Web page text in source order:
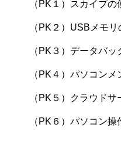
（PK１）スカイプの
（PK２）USBメモ
（PK３）データバ
（PK４）パソコン
（PK５）クラウド
（PK６）パソコン